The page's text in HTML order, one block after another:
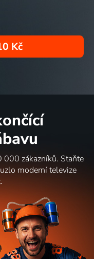
Kč
zákazníků. Staňte
moderní televize